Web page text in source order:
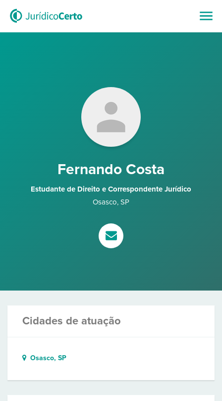
Fernando Costa
Estudante de Direito e Correspondente Jurídico
Osasco, SP
Cidades de atuação
Osasco, SP